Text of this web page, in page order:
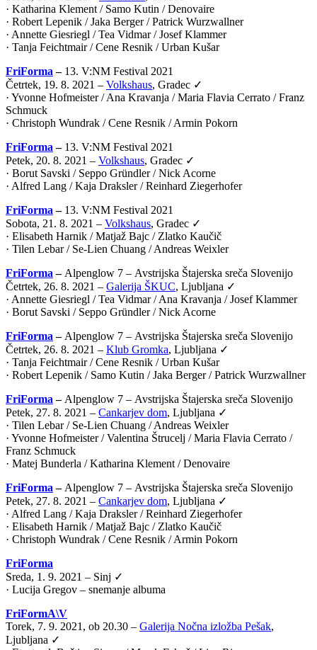
· Katharina Klement / Samo Kutin / Denovaire
· Robert Lepenik / Jaka Berger / Patrick Wurzwallner
· Annette Giesriegl / Tea Vidmar / Josef Klammer
· Tanja Feichtmair / Cene Resnik / Urban Kušar
FriForma – 13. V:NM Festival 2021
Četrtek, 19. 8. 2021 – Volkshaus, Gradec ✓
· Yvonne Hofmeister / Ana Kravanja / Maria Flavia Cerrato / Franz
Schmuck
· Christoph Wundrak / Cene Resnik / Armin Pokorn
FriForma – 13. V:NM Festival 2021
Petek, 20. 8. 2021 – Volkshaus, Gradec ✓
· Borut Savski / Seppo Gründler / Nick Acorne
· Alfred Lang / Kaja Draksler / Reinhard Ziegerhofer
FriForma – 13. V:NM Festival 2021
Sobota, 21. 8. 2021 – Volkshaus, Gradec ✓
· Elisabeth Harnik / Matjaž Bajc / Zlatko Kaučič
· Tilen Lebar / Se-Lien Chuang / Andreas Weixler
FriForma – Alpenglow 7 – Avstrijska Štajerska sreča Slovenijo
Četrtek, 26. 8. 2021 – Galerija ŠKUC, Ljubljana ✓
· Annette Giesriegl / Tea Vidmar / Ana Kravanja / Josef Klammer
· Borut Savski / Seppo Gründler / Nick Acorne
FriForma – Alpenglow 7 – Avstrijska Štajerska sreča Slovenijo
Četrtek, 26. 8. 2021 – Klub Gromka, Ljubljana ✓
· Tanja Feichtmair / Cene Resnik / Urban Kušar
· Robert Lepenik / Samo Kutin / Jaka Berger / Patrick Wurzwallner
FriForma – Alpenglow 7 – Avstrijska Štajerska sreča Slovenijo
Petek, 27. 8. 2021 – Cankarjev dom, Ljubljana ✓
· Tilen Lebar / Se-Lien Chuang / Andreas Weixler
· Yvonne Hofmeister / Valentina Štrucelj / Maria Flavia Cerrato /
Franz Schmuck
· Matej Bunderla / Katharina Klement / Denovaire
FriForma – Alpenglow 7 – Avstrijska Štajerska sreča Slovenijo
Petek, 27. 8. 2021 – Cankarjev dom, Ljubljana ✓
· Alfred Lang / Kaja Draksler / Reinhard Ziegerhofer
· Elisabeth Harnik / Matjaž Bajc / Zlatko Kaučič
· Christoph Wundrak / Cene Resnik / Armin Pokorn
FriForma
Sreda, 1. 9. 2021 – Sinj ✓
· Lucija Gregov – snemanje albuma
FriFormA\V
Torek, 7. 9. 2021, ob 20.30 – Galerija Nočna izložba Pešak,
Ljubljana ✓